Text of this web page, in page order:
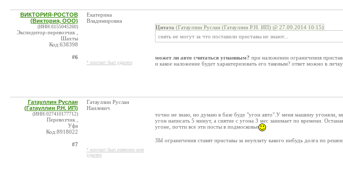
ВИКТОРИЯ-РОСТОВ
(Виктория, ООО)
(ИНН:6155045260)
Экспедитор-перевозчик ,
Шахты
Код:638398
#6
Екатерина
Владимировна
* контакт был удален
Цитата (Гатауллин Руслан (Гатауллин Р.Н. ИП) @ 27.09.2014 10:15)
снять не могут за что поставили приставы не знают...
может ли авто считаться угнанным? при наложении ограничения
и какое наложение будет характеризовать его таковым? ответ можно в личку
Гатауллин Руслан
(Гатауллин Р.Н. ИП)
(ИНН:027410177712)
Перевозчик ,
Уфа
Код:8918022
#7
Гатауллин Руслан
Наилевич
* контакт был изменен или
удален
точно не знаю, но думаю в базе буде "угон авто".У меня машину угоняли,
угон написать 5 минут, а снятие с угона 3 мес занимает по времени.
угоне, почти все эти посты в подмосковье
ЗЫ ограничения ставят приставы за неуплату какого нибудь долга по